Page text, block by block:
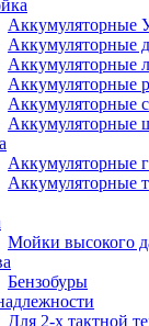
Аккумуляторные
Аккумуляторные
Аккумуляторные
Аккумуляторные
Аккумуляторные
Аккумуляторные
Аккумуляторные
Мойки высокого
Бензобуры
Для 2-х тактной